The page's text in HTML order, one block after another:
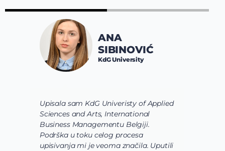
Upisala sam KdG Univeristy of Applied
Sciences and Arts, International
Business Managementu Belgiji.
Podrška u toku celog procesa
upisivanja mi je veoma značila. Uputili
ANA
SIBINOVIĆ
KdG University